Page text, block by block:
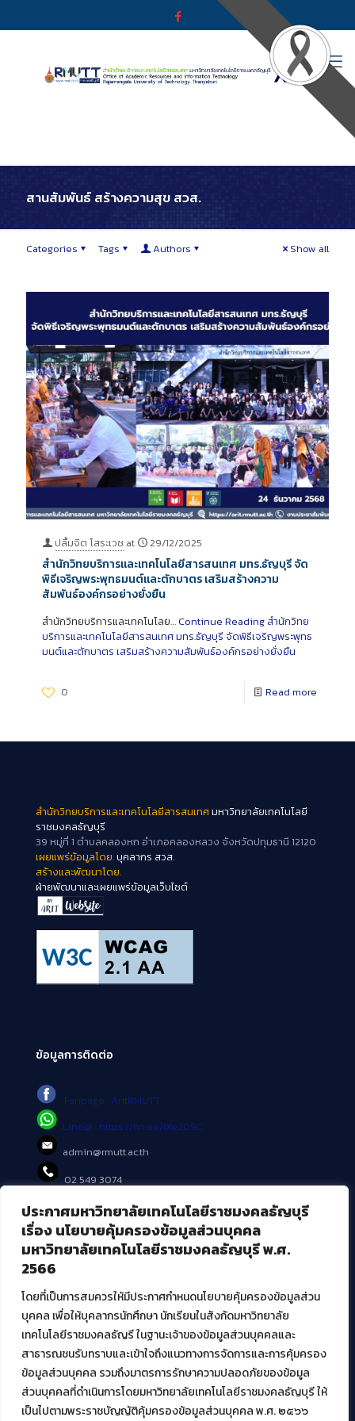
ประกาศมหาวิทยาลัยเทคโนโลยีราชมงคลธัญบุรี
เรื่อง นโยบายคุ้มครองข้อมูลส่วนบุคคล
มหาวิทยาลัยเทคโนโลยีราชมงคลธัญบุรี พ.ศ.
2566
โดยที่เป็นการสมควรให้มีประกาศกำหนดนโยบายคุ้มครองข้อมูลส่วน
บุคคล เพื่อให้บุคลากรนักศึกษา นักเรียนในสังกัดมหาวิทยาลัย
เทคโนโลยีราชมงคลธัญรี ในฐานะเจ้าของข้อมูลส่วนบุคคลและ
สาธารณชนรับทราบและเข้าใจถึงแนวทางการจัดการและการคุ้มครอง
ข้อมูลส่วนบุคคล รวมถึงมาตรการรักษาความปลอดภัยของข้อมูล
ส่วนบุคคลที่ดำเนินการโดยมหาวิทยาลัยเทคโนโลยีราชมงคลธัญบุรี ให้
เป็นไปตามพระราชบัญญัติคุ้มครองข้อมูลส่วนบุคคล พ.ศ. ๒๕๖๖
สานสัมพันธ์ สร้างความสุข สวส.
Categories Tags Authors Show all
ปลื้มจิต โสระเวช at 29/12/2025
สำนักวิทยบริการและเทคโนโลยีสารสนเทศ มทร.ธัญบุรี จัด
พิธีเจริญพระพุทธมนต์และตักบาตร เสริมสร้างความ
สัมพันธ์องค์กรอย่างยั่งยืน
สำนักวิทยบริการและเทคโนโลย… Continue Reading สำนักวิทย
บริการและเทคโนโลยีสารสนเทศ มทร.ธัญบุรี จัดพิธีเจริญพระพุทธ
มนต์และตักบาตร เสริมสร้างความสัมพันธ์องค์กรอย่างยั่งยืน
0 Read more
สำนักวิทยบริการและเทคโนโลยีสารสนเทศมหาวิทยาลัยเทคโนโลยี
ราชมงคลธัญบุรี
39 หมู่ที่ 1 ตำบลคลองหก อำเภอคลองหลวง จังหวัดปทุมธานี 12120
เผยแพร่ข้อมูลโดย.บุคลากร สวส.
สร้างและพัฒนาโดย.
ฝ่ายพัฒนาและเผยแพร่ข้อมูลเว็บไซต์
ข้อมูลการติดต่อ
Fanpage : AritRMUTT
Line@ : https://lin.ee/tXe209C
admin@rmutt.ac.th
02 549 3074
บริการอื่นๆ ของ สวส.
ศูนย์สื่อดิจิทัล
ศูนย์นวัตกรรมและความรู้
สมัยใหม่ (MoSeC)
งานบริการวิชาการให้กับหน่วยงานภายนอก
โครงการส่งเสริมและพัฒนาผู้ประกอบการ SME โดย. มทร.ธัญบุรี
กิจกรรมการเชื่อมโยงเครือข่ายผู้ให้บริการเครื่องจักรกลทางการ